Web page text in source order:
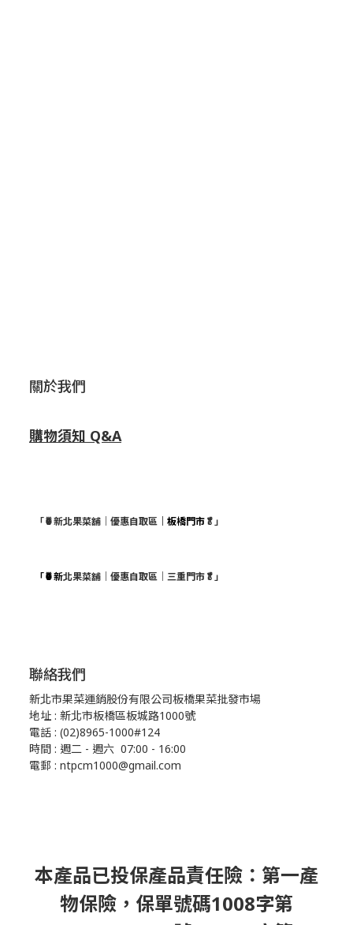
關於我們
購物須知 Q&A
「🍍新北果菜舖｜優惠自取區 ｜板橋門市🥬」
「🍍新北果菜舖｜優惠自取區｜三重門市🥬」
聯絡我們
新北市果菜運銷股份有限公司板橋果菜批發市場
地址 : 新北市板橋區板城路1000號
電話 : (02)8965-1000#124
時間 : 週二 - 週六 07:00 - 16:00
電郵 : ntpcm1000@gmail.com
本產品已投保產品責任險：第一產
物保險，保單號碼1008字第